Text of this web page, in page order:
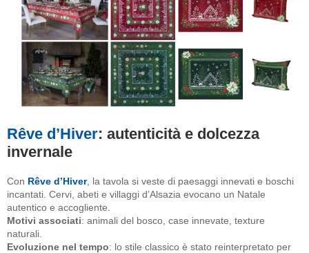
Rêve d’Hiver: autenticità e dolcezza
invernale
Con Rêve d’Hiver, la tavola si veste di paesaggi innevati e boschi
incantati. Cervi, abeti e villaggi d’Alsazia evocano un Natale
autentico e accogliente.
Motivi associati: animali del bosco, case innevate, texture
naturali.
Evoluzione nel tempo: lo stile classico è stato reinterpretato per